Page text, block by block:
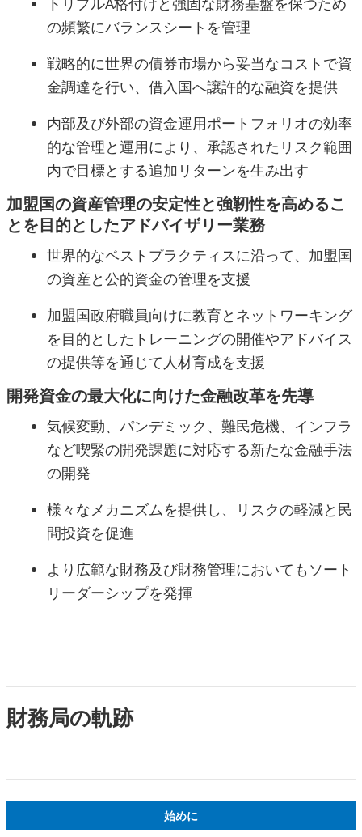
の頻繁にバランスシートを管理
戦略的に世界の債券市場から妥当なコストで資
金調達を行い、借入国へ譲許的な融資を提供
内部及び外部の資金運用ポートフォリオの効率
的な管理と運用により、承認されたリスク範囲
内で目標とする追加リターンを生み出す
加盟国の資産管理の安定性と強靭性を高めるこ
とを目的としたアドバイザリー業務
世界的なベストプラクティスに沿って、加盟国
の資産と公的資金の管理を支援
加盟国政府職員向けに教育とネットワーキング
を目的としたトレーニングの開催やアドバイス
の提供等を通じて人材育成を支援
開発資金の最大化に向けた金融改革を先導
気候変動、パンデミック、難民危機、インフラ
など喫緊の開発課題に対応する新たな金融手法
の開発
様々なメカニズムを提供し、リスクの軽減と民
間投資を促進
より広範な財務及び財務管理においてもソート
リーダーシップを発揮
財務局の軌跡
始めに